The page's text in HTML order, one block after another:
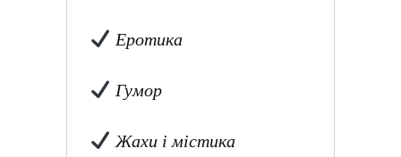
Еротика
Гумор
Жахи і містика